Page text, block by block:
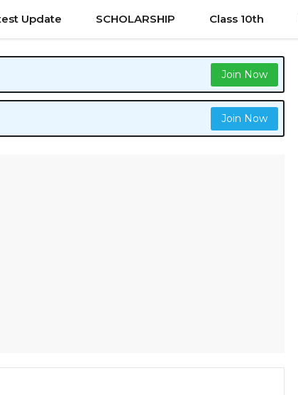
Update SCHOLARSHIP Class 10th
Join Now
Join Now